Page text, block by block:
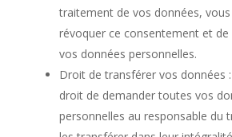
traitement de vos données,
révoquer ce consentement et
vos données personnelles.
Droit de transférer vos données
droit de demander toutes vos
personnelles au responsable du